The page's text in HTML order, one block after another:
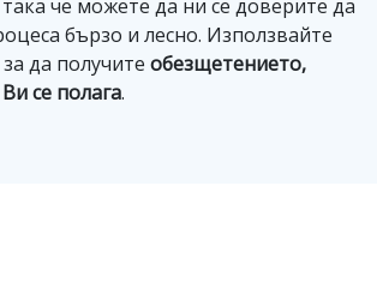
че можете да ни се доверите да
бързо и лесно. Използвайте
да получите обезщетението,
се полага.